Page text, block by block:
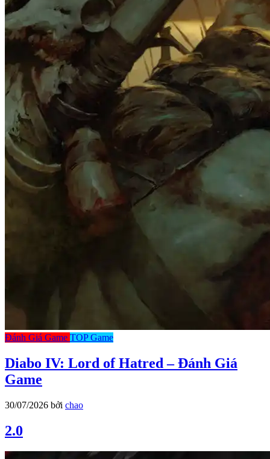
Đánh Giá Game TOP Game
Diabo IV: Lord of Hatred – Đánh Giá
Game
30/07/2026 bởi chao
2.0